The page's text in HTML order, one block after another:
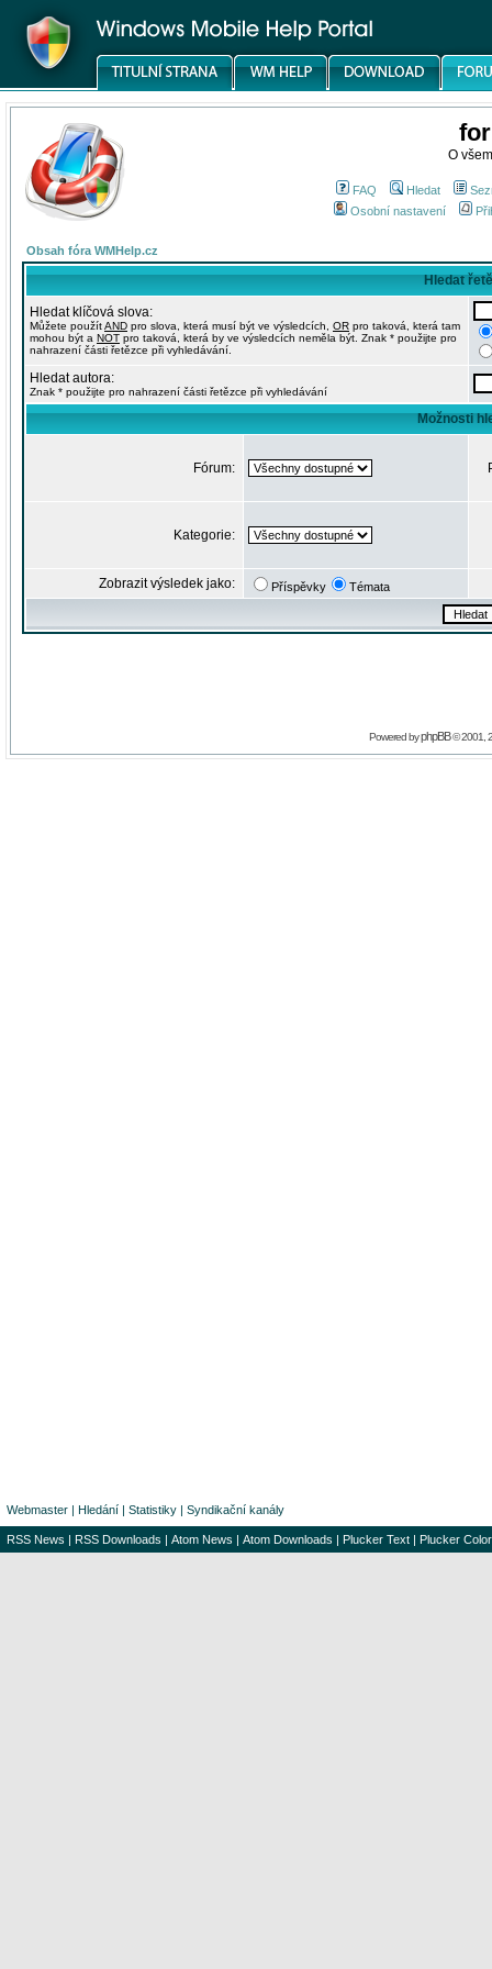
O
FAQ Hledat
Osobní nastavení
Obsah fóra WMHelp.cz
Hledat
Hledat klíčová slova:
Můžete použítAND pro slova, která musí být ve výsledcích, OR pro taková, která tam
mohou být a NOT pro taková, která by ve výsledcích neměla být. Znak * použijte pro
nahrazení části řetězce při vyhledávání.
Hledat autora:
Znak * použijte pro nahrazení části řetězce při vyhledávání
Možnosti
Fórum:
Kategorie:
Zobrazit výsledek jako: Příspěvky Témata
Powered byphpBB© 2001,
Webmaster | Hledání | Statistiky | Syndikační kanály
RSS News | RSS Downloads | Atom News | Atom Downloads | Plucker Text | Plucker Color